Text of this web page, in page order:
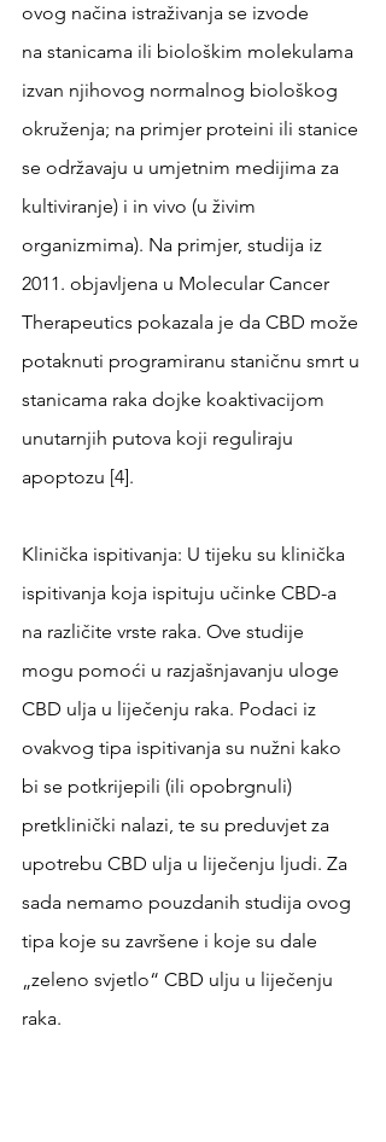
ovog načina istraživanja se izvode
na stanicama ili biološkim molekulama
izvan njihovog normalnog biološkog
okruženja; na primjer proteini ili stanice
se održavaju u umjetnim medijima za
kultiviranje) i in vivo (u živim
organizmima). Na primjer, studija iz
2011. objavljena u Molecular Cancer
Therapeutics pokazala je da CBD može
potaknuti programiranu staničnu smrt u
stanicama raka dojke koaktivacijom
unutarnjih putova koji reguliraju
apoptozu [4].
Klinička ispitivanja: U tijeku su klinička
ispitivanja koja ispituju učinke CBD-a
na različite vrste raka. Ove studije
mogu pomoći u razjašnjavanju uloge
CBD ulja u liječenju raka. Podaci iz
ovakvog tipa ispitivanja su nužni kako
bi se potkrijepili (ili opobrgnuli)
pretklinički nalazi, te su preduvjet za
upotrebu CBD ulja u liječenju ljudi. Za
sada nemamo pouzdanih studija ovog
tipa koje su završene i koje su dale
„zeleno svjetlo“ CBD ulju u liječenju
raka.